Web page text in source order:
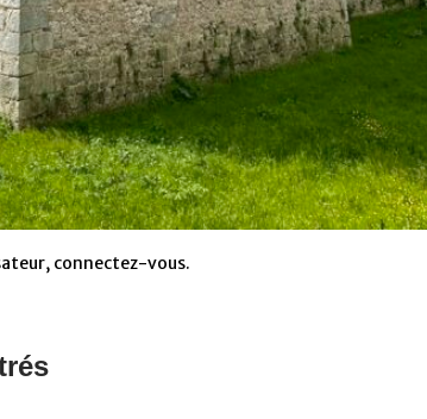
connectez-vous.